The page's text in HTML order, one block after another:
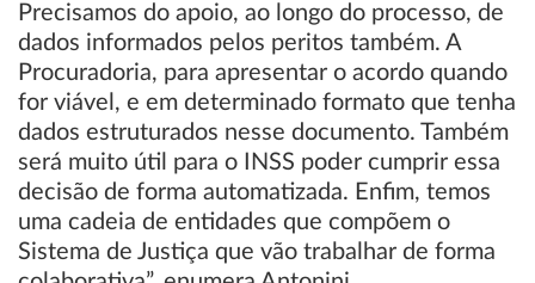
Precisamos do apoio, ao longo do processo, de
dados informados pelos peritos também. A
Procuradoria, para apresentar o acordo quando
for viável, e em determinado formato que tenha
dados estruturados nesse documento. Também
será muito útil para o INSS poder cumprir essa
decisão de forma automatizada. Enfim, temos
uma cadeia de entidades que compõem o
Sistema de Justiça que vão trabalhar de forma